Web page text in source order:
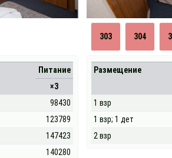
Питание
×3
98430
123789
147423
140280
303 304
Размещение
1 взр
1 взр; 1 дет
2 взр